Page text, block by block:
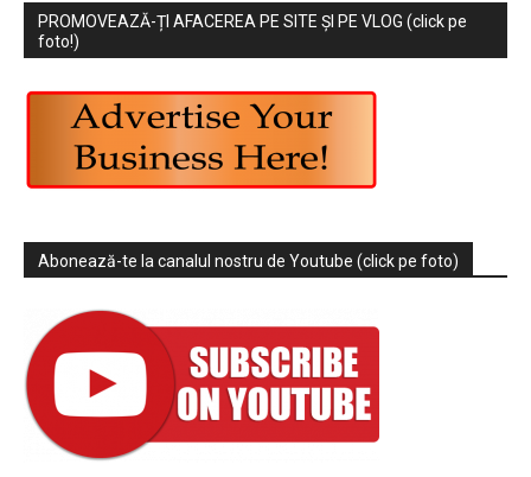
PROMOVEAZĂ-ȚI AFACEREA PE SITE ȘI PE VLOG (click pe
foto!)
Abonează-te la canalul nostru de Youtube (click pe foto)